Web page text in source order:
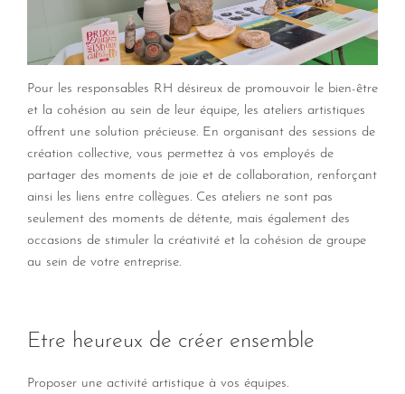
Pour les responsables RH désireux de promouvoir le bien-être
et la cohésion au sein de leur équipe, les ateliers artistiques
offrent une solution précieuse. En organisant des sessions de
création collective, vous permettez à vos employés de
partager des moments de joie et de collaboration, renforçant
ainsi les liens entre collègues. Ces ateliers ne sont pas
seulement des moments de détente, mais également des
occasions de stimuler la créativité et la cohésion de groupe
au sein de votre entreprise.
Etre heureux de créer ensemble
Proposer une activité artistique à vos équipes.